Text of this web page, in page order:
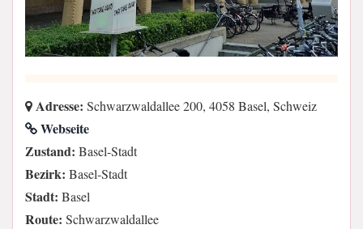
Adresse: Schwarzwaldallee 200, 4058 Basel, Schweiz
Webseite
Zustand: Basel-Stadt
Bezirk: Basel-Stadt
Stadt: Basel
Route: Schwarzwaldallee